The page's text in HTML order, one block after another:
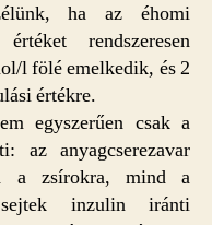
ha az éhomi
rendszeresen
l fölé emelkedik, és 2
értékre.
egyszerűen csak a
az anyagcserezavar
a zsírokra, mind a
inzulin iránti